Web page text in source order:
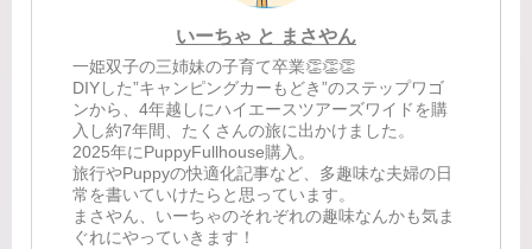
いーちゃ と まさやん
一姫双子の三姉妹の子育て卒業👏👏👏
DIYした”キャンピングカーもどき”のステップワゴ
ンから、4年越しにハイエースツアーズワイドを購
入し約7年間、たくさんの旅に出かけました。
2025年にPuppyFullhouse購入。
旅行やPuppyの快適化記事など、多趣味な夫婦の日
常を書いていけたらと思っています。
まさやん、いーちゃのそれぞれの趣味なんかも気ま
ぐれにやっていきます！